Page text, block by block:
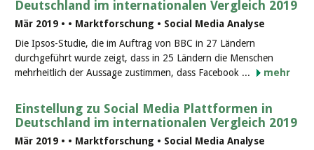
Deutschland im internationalen Vergleich 2019
Mär 2019 • • Marktforschung • Social Media Analyse
Die Ipsos-Studie, die im Auftrag von BBC in 27 Ländern
durchgeführt wurde zeigt, dass in 25 Ländern die Menschen
mehrheitlich der Aussage zustimmen, dass Facebook ...
mehr
Einstellung zu Social Media Plattformen in
Deutschland im internationalen Vergleich 2019
Mär 2019 • • Marktforschung • Social Media Analyse